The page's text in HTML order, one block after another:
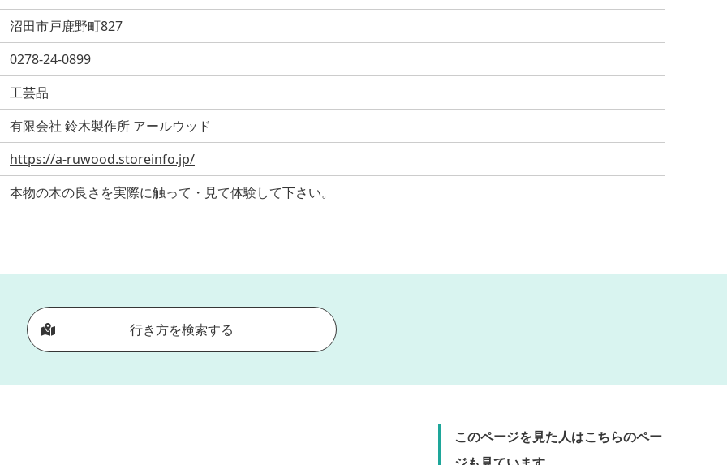
沼田市戸鹿野町827
0278-24-0899
工芸品
有限会社 鈴木製作所 アールウッド
https://a-ruwood.storeinfo.jp/
本物の木の良さを実際に触って・見て体験して下さい。
行き方を検索する
このページを見た人はこちらのペー